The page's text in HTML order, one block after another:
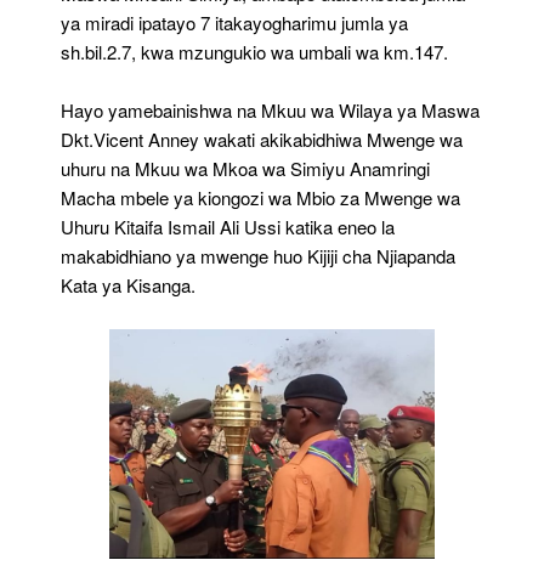
ya miradi ipatayo 7 itakayogharimu jumla ya
sh.bil.2.7, kwa mzungukio wa umbali wa km.147.
Hayo yamebainishwa na Mkuu wa Wilaya ya Maswa
Dkt.Vicent Anney wakati akikabidhiwa Mwenge wa
uhuru na Mkuu wa Mkoa wa Simiyu Anamringi
Macha mbele ya kiongozi wa Mbio za Mwenge wa
Uhuru Kitaifa Ismail Ali Ussi katika eneo la
makabidhiano ya mwenge huo Kijiji cha Njiapanda
Kata ya Kisanga.